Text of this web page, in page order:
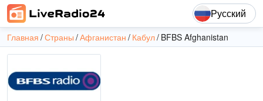
Русский
Главная Страны Афганистан Кабул BFBS Afghanistan